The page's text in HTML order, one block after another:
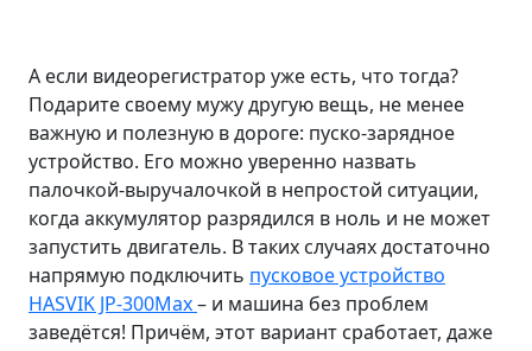
А если видеорегистратор уже есть, что тогда?
Подарите своему мужу другую вещь, не менее
важную и полезную в дороге: пуско-зарядное
устройство. Его можно уверенно назвать
палочкой-выручалочкой в непростой ситуации,
когда аккумулятор разрядился в ноль и не может
запустить двигатель. В таких случаях достаточно
напрямую подключить пусковое устройство
HASVIK JP-300Max– и машина без проблем
заведётся! Причём, этот вариант сработает, даже